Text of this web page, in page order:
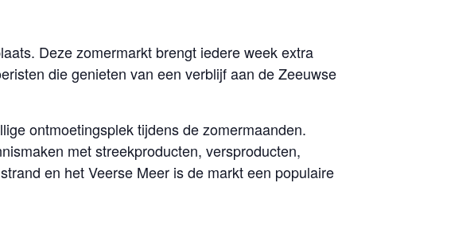
Deze zomermarkt brengt iedere week extra
die genieten van een verblijf aan de Zeeuwse
ontmoetingsplek tijdens de zomermaanden.
met streekproducten, versproducten,
en het Veerse Meer is de markt een populaire